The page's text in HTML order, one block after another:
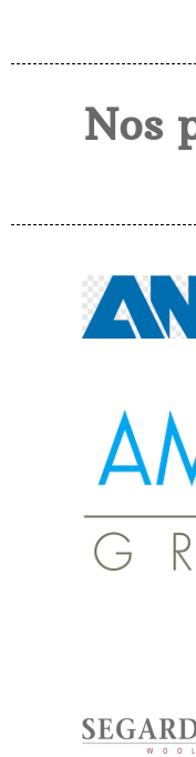
Nos